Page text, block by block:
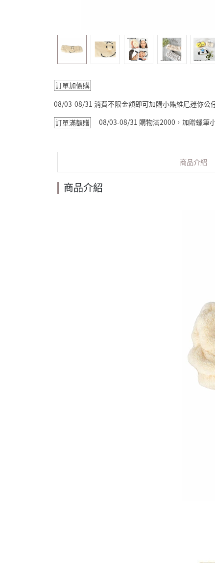
訂單加價購
08/03-08/31 消費不限金額即可加購小熊維尼迷你公
訂單滿額贈
08/03-08/31 購物滿2000，加贈蠟筆
商品介紹
商品介紹